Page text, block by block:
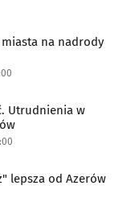
na nadrody
Utrudnienia w
lepsza od Azerów